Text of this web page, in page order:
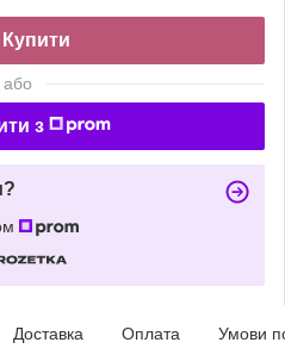
Купити
або
з
Доставка Оплата Умови